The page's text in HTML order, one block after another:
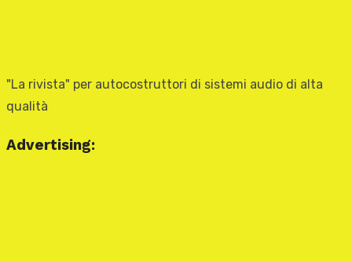
"La rivista" per autocostruttori di sistemi audio di alta
qualità
Advertising: